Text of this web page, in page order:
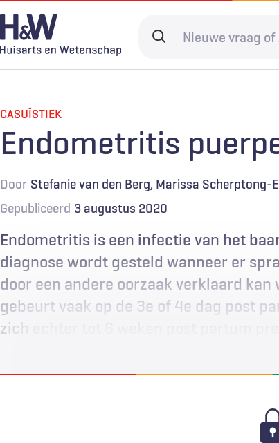
Overslaan
en
naar
gaan
Search
Spoedzorg
Digitale zorg
Abonneren
CASUÏSTIEK
Endometritis
Door Stefanie van den Berg Marissa Scherptong-
Gepubliceerd 3 augustus 2020
Endometritis is een infectie van het
diagnose wordt gesteld wanneer er
door een andere oorzaak verklaard
gebeurt vaak op de 3e of 4e dag post
zich echter tot 6 weken post partum